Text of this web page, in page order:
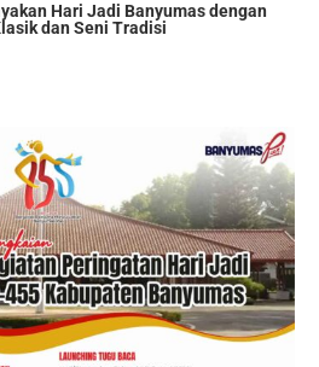
Hari Jadi Banyumas dengan
dan Seni Tradisi